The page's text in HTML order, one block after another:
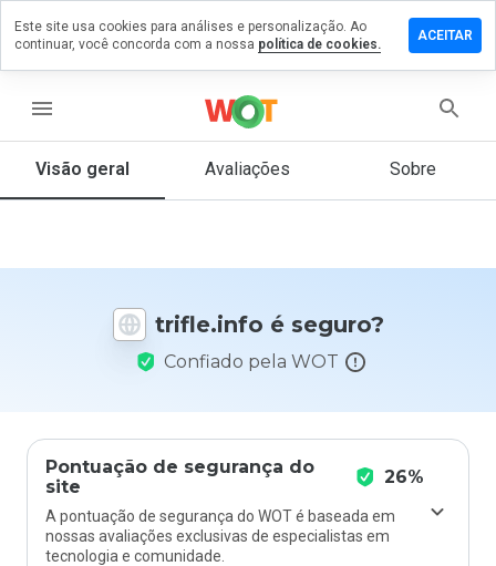
menu
Visão geral Avaliações Sobre
trifle.info é seguro?
Confiado pela WOT
Pontuação de segurança do
site
26%
A pontuação de segurança do WOT é baseada em
nossas avaliações exclusivas de especialistas em
tecnologia e comunidade.
um
que
Este site usa cookies para análises e personalização. Ao
continuar, você concorda com a nossa política de cookies.
ACEITAR